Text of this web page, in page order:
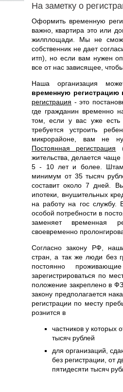
На заметку о
Оформить временную
важно, квартира это или
жилплощади. Мы не
собственник не дает
итп), но если вам нужен
все от нас зависящее,
Наша организация
временную
регистрация - это
где гражданин временно
том, если у вас уже
требуется устроить
микрорайоне, вам не
Постоянная регистрация
жительства, делается
5 - 10 лет и более. Штамп
минимум от 35 тысяч
составит около 7 дней.
ипотеки, внушительных
на работу на гос службу.
особой потребности в
заменяет временная
своевременно
Согласно закону РФ,
стран, а так же люди без
постоянно
зарегистрироваться по
положение закреплено в
закону предполагается
регистрации по месту
рознится в
частников у которых
тысяч рублей
для организаций,
без регистрации, от
пятидесяти тысяч